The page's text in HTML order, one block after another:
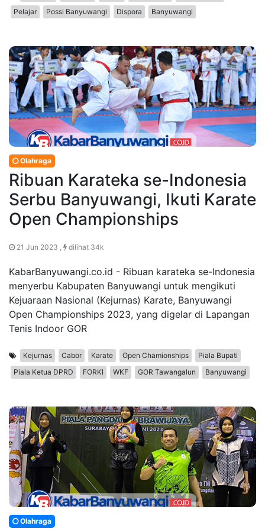
Pelajar
Possi Banyuwangi Dispora Banyuwangi
Olahraga
Ribuan Karateka se-Indonesia
Serbu Banyuwangi, Ikuti Karate
Open Championships
21 Jun 2023 , dilihat 34k
KabarBanyuwangi.co.id - Ribuan karateka se-Indonesia
menyerbu Kabupaten Banyuwangi untuk mengikuti
Kejuaraan Nasional (Kejurnas) Karate, Banyuwangi
Open Championships 2023, yang digelar di Lapangan
Tenis Indoor GOR
Kejurnas Cabor Karate Open Chamionships
Piala Bupati
Piala Ketua DPRD
FORKI WKF GOR Tawangalun Banyuwangi
Olahraga